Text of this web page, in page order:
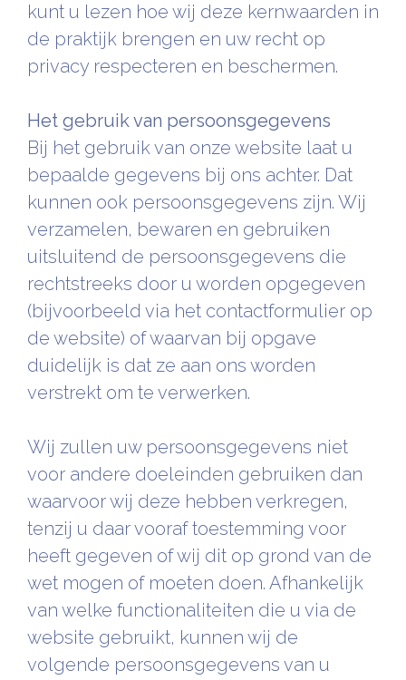
kunt u lezen hoe wij deze kernwaarden in
de praktijk brengen en uw recht op
privacy respecteren en beschermen.
Het gebruik van persoonsgegevens
Bij het gebruik van onze website laat u
bepaalde gegevens bij ons achter. Dat
kunnen ook persoonsgegevens zijn. Wij
verzamelen, bewaren en gebruiken
uitsluitend de persoonsgegevens die
rechtstreeks door u worden opgegeven
(bijvoorbeeld via het contactformulier op
de website) of waarvan bij opgave
duidelijk is dat ze aan ons worden
verstrekt om te verwerken.
Wij zullen uw persoonsgegevens niet
voor andere doeleinden gebruiken dan
waarvoor wij deze hebben verkregen,
tenzij u daar vooraf toestemming voor
heeft gegeven of wij dit op grond van de
wet mogen of moeten doen. Afhankelijk
van welke functionaliteiten die u via de
website gebruikt, kunnen wij de
volgende persoonsgegevens van u